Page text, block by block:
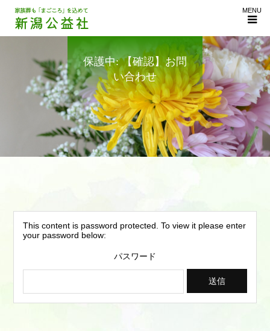
MENU
保護中: 【確認】お問
い合わせ
This content is password protected. To view it please enter
your password below:
パスワード